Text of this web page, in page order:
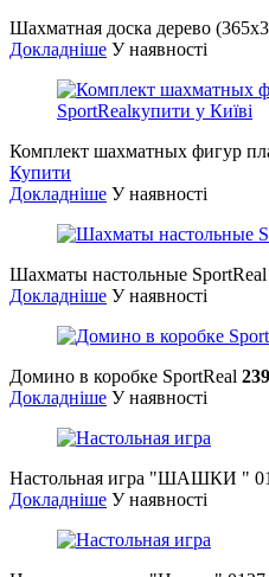
Шахматная доска дерево
Докладніше У наявності
Комплект шахматных фигур
Купити
Докладніше У наявності
Шахматы настольные SportReal
Докладніше У наявності
Домино в коробке SportReal 239
Докладніше У наявності
Настольная игра "ШАШКИ "
Докладніше У наявності